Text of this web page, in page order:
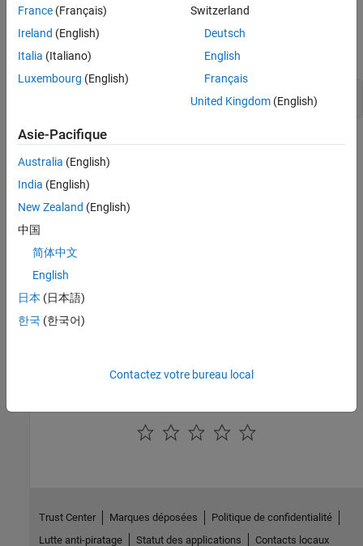
Examples
expand all
Enable Wait for a Start Packet
Recommended Settings
Programmatic Use
No programmatic use is available.
Version History
Introduced in R2006a
Hardware Implementation Pane: ARM Cortex-R Processors
France (Français)
Ireland (English)
Italia (Italiano)
Luxembourg (English)
Switzerland
Deutsch
English
Français
United Kingdom(English)
Asie-Pacifique
Australia (English)
India (English)
New Zealand (English)
中国
简体中文
English
日本 (日本語)
한국 (한국어)
Contactez votre bureau local
Trust Center Marques déposées
Politique de confidentialité
Lutte anti-piratage
Statut des applications Contacts locaux